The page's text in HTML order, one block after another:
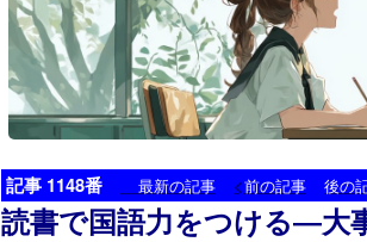
記事 1148番 最新の記事 <前の記事 後の
読書で国語力をつける―大